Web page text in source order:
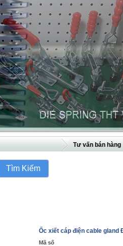
Tư vấn bán hàng
Ốc xiết cáp điện cable gland
Mã số